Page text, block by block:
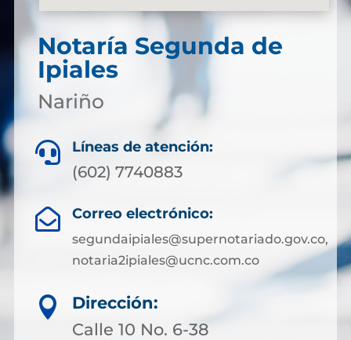
Notaría Segunda de
Ipiales
Nariño
 Líneas de atención:
(602) 7740883
 Correo electrónico:
segundaipiales@supernotariado.gov.co,
notaria2ipiales@ucnc.com.co

Dirección:
Calle 10 No. 6-38